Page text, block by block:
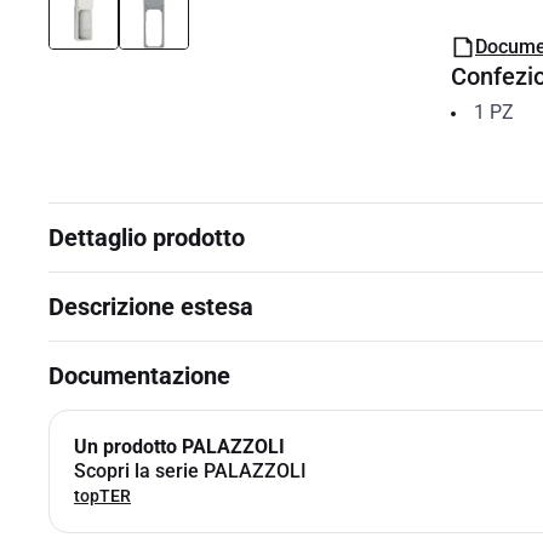
1 PZ
Dettaglio prodotto
Descrizione estesa
Documentazione
Un prodotto PALAZZOLI
Scopri la serie PALAZZOLI
topTER